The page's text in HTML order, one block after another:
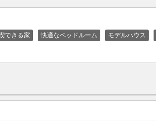
できる家 快適なベッドルーム モデルハウス